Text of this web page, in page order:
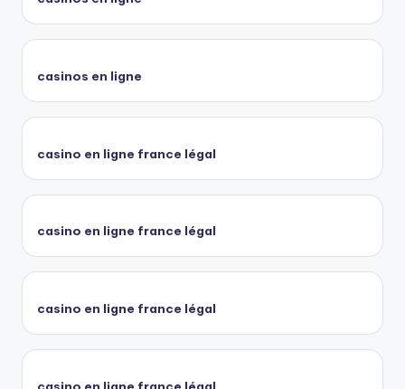
casinos en ligne
casino en ligne france légal
casino en ligne france légal
casino en ligne france légal